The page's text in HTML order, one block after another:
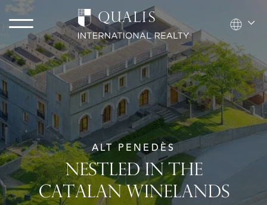
ALT PENEDÈS
NESTLED IN THE
CATALAN WINELANDS